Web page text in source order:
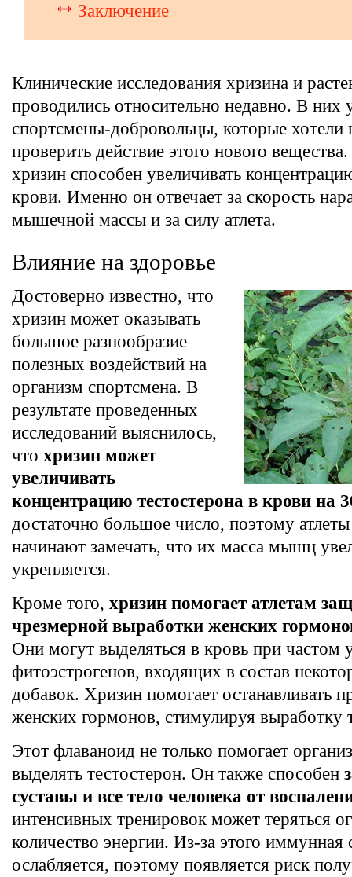
Заключение
Клинические исследования хризина и
проводились относительно недавно. В них
спортсмены-добровольцы, которые хотели
проверить действие этого нового
хризин способен увеличивать
крови. Именно он отвечает за скорость
мышечной массы и за силу атлета.
Влияние на здоровье
Достоверно известно, что
хризин может оказывать
большое разнообразие
полезных воздействий на
организм спортсмена. В
результате проведенных
исследований выяснилось,
что хризин может
увеличивать
концентрацию тестостерона в крови на
достаточно большое число, поэтому
начинают замечать, что их масса мышц
укрепляется.
Кроме того, хризин помогает атлетам
чрезмерной выработки женских
Они могут выделяться в кровь при частом
фитоэстрогенов, входящих в состав
добавок. Хризин помогает останавливать
женских гормонов, стимулируя выработку
Этот флаваноид не только помогает
выделять тестостерон. Он также способен
суставы и все тело человека от
интенсивных тренировок может теряться
количество энергии. Из-за этого иммунная
ослабляется, поэтому появляется риск